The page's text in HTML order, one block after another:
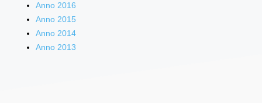
Anno 2016
Anno 2015
Anno 2014
Anno 2013